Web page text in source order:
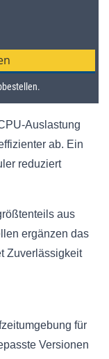
Auslastung
ab. Ein
reduziert
aus
ergänzen das
Zuverlässigkeit
für
Versionen